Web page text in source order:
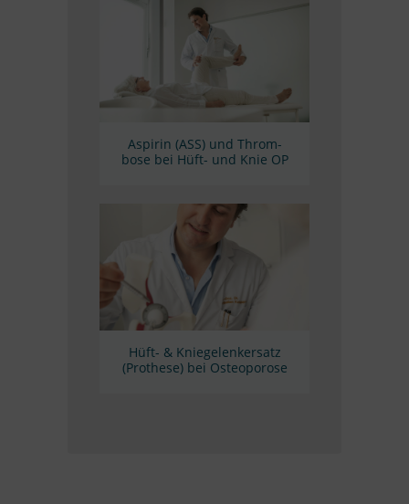
Aspi­rin (ASS) und Throm­
bose bei Hüft- und Knie OP
Hüft- & Knie­ge­lenk­er­satz
(Pro­these) bei Osteoporose